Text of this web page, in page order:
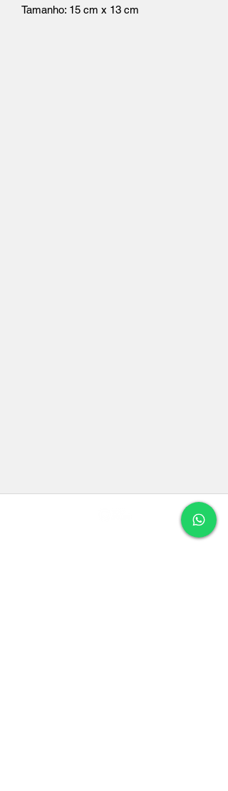
Tamanho: 15 cm x 13 cm
Formulário de assinatura